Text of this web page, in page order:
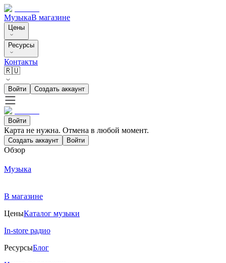
МузыкаВ магазине
Цены
Ресурсы
Контакты
🇷🇺
Войти Создать аккаунт
Войти
Карта не нужна. Отмена в любой момент.
Создать аккаунт Войти
Обзор
Музыка
В магазине
ЦеныКаталог музыки
In-store радио
РесурсыБлог